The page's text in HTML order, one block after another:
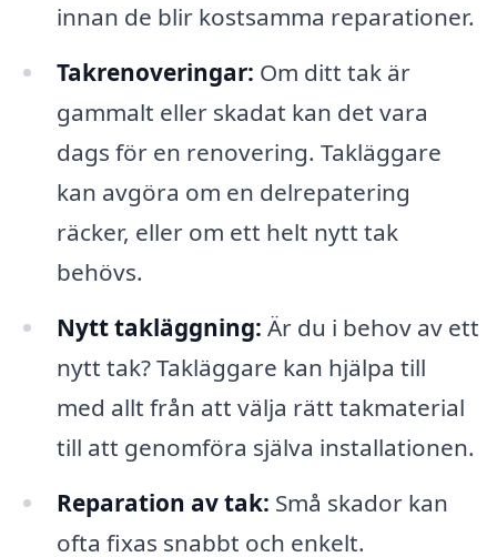
innan de blir kostsamma reparationer.
Takrenoveringar: Om ditt tak är
gammalt eller skadat kan det vara
dags för en renovering. Takläggare
kan avgöra om en delrepatering
räcker, eller om ett helt nytt tak
behövs.
Nytt takläggning: Är du i behov av ett
nytt tak? Takläggare kan hjälpa till
med allt från att välja rätt takmaterial
till att genomföra själva installationen.
Reparation av tak: Små skador kan
ofta fixas snabbt och enkelt.